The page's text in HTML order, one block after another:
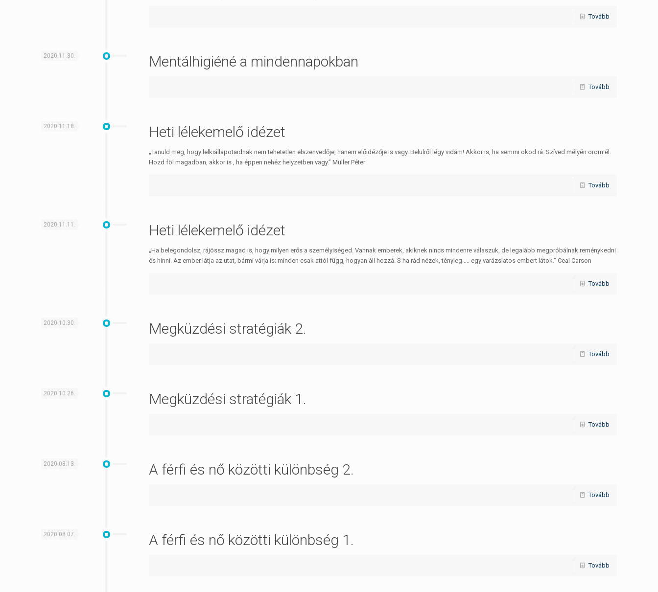
Tovább
2020.11.30. Mentálhigiéné a mindennapokban
Tovább
2020.11.18. Heti lélekemelő idézet
„Tanuld meg, hogy lelkiállapotaidnak nem tehetetlen elszenvedője, hanem előidézője is vagy. Belülről légy vidám! Akkor is, ha semmi okod rá. Szíved mélyén öröm él.
Hozd föl magadban, akkor is , ha éppen nehéz helyzetben vagy.” Müller Péter
Tovább
2020.11.11. Heti lélekemelő idézet
„Ha belegondolsz, rájössz magad is, hogy milyen erős a személyiséged. Vannak emberek, akiknek nincs mindenre válaszuk, de legalább megpróbálnak reménykedni
és hinni. Az ember látja az utat, bármi várja is; minden csak attól függ, hogyan áll hozzá. S ha rád nézek, tényleg….. egy varázslatos embert látok.” Ceal Carson
Tovább
2020.10.30. Megküzdési stratégiák 2.
Tovább
2020.10.26. Megküzdési stratégiák 1.
Tovább
2020.08.13. A férfi és nő közötti különbség 2.
Tovább
2020.08.07. A férfi és nő közötti különbség 1.
Tovább